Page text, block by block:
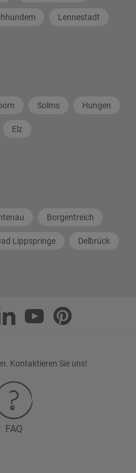
Lennestadt
Solms Hungen
Elz
Borgentreich
Lippspringe Delbrück
Kontaktieren Sie uns!
FAQ